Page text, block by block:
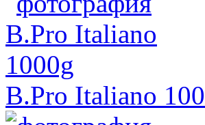
B.Pro Italiano